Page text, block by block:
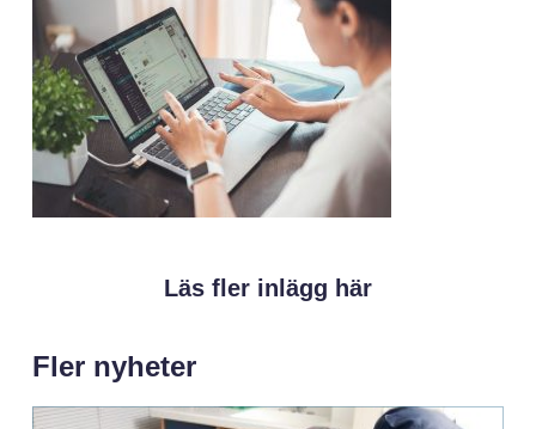
Läs fler inlägg här
Fler nyheter